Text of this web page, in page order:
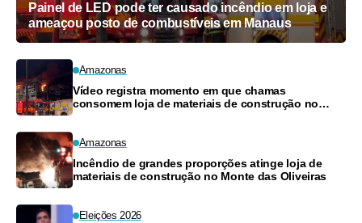
Painel de LED pode ter causado incêndio em loja e
ameaçou posto de combustíveis em Manaus
Amazonas
Vídeo registra momento em que chamas
consomem loja de materiais de construção no
Amazonas
Incêndio de grandes proporções atinge loja de
materiais de construção no Monte das Oliveiras
Eleições 2026